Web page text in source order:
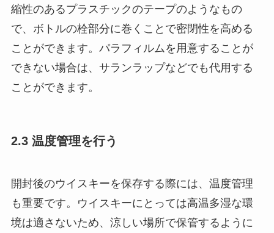
縮性のあるプラスチックのテープのようなもの
で、ボトルの栓部分に巻くことで密閉性を高める
ことができます。パラフィルムを用意することが
できない場合は、サランラップなどでも代用する
ことができます。
2.3 温度管理を行う
開封後のウイスキーを保存する際には、温度管理
も重要です。ウイスキーにとっては高温多湿な環
境は適さないため、涼しい場所で保管するように